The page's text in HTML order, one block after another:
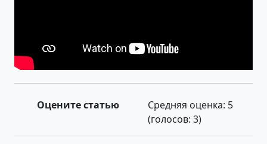
Оцените статью Средняя оценка: 5
(голосов: 3)